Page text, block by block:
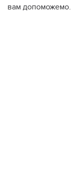
вам допоможемо.